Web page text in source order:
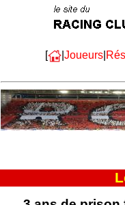
[ | Joueurs|